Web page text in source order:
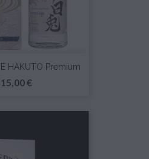
HAKUTO Premium
€